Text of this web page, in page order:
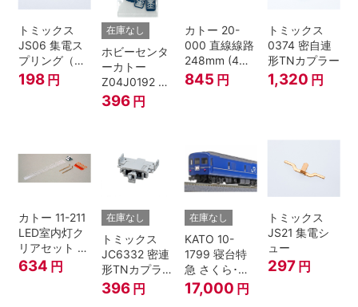
トミックス
JS06 集電ス
プリング（Ｌ
=7.5mm・4個
入） 鉄道模型
198 円
在庫なし
ホビーセンタ
ーカトー
Z04J0192 ク
モハ115 横須
賀色 ジャンパ
396 円
カトー 20-
000 直線線路
248mm (4本
入) Nゲージ
845 円
トミックス
0374 密自連
形TNカプラー
1,320 円
カトー 11-211
LED室内灯ク
リアセット N
ゲージ
634 円
在庫なし
トミックス
JC6332 密連
形TNカプラー
(SPグレー電
連付・211系)
396 円
在庫なし
KATO 10-
1799 寝台特
急 さくら･は
やぶさ/富士
24系 9両セッ
17,000 円
トミックス
JS21 集電シ
ュー
297 円